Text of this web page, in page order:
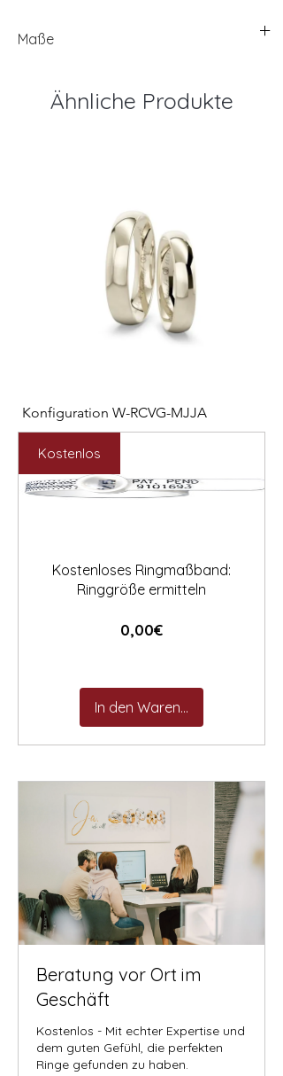
Maße
Ähnliche Produkte
Konfiguration W-RCVG-MJJA
Preis
2.531,00 €
Preis
Kostenlos
Kostenloses Ringmaßband:
Ringgröße ermitteln
0,00€Preis
In den Warenkorb
Beratung vor Ort im
Geschäft
Kostenlos - Mit echter Expertise und
dem guten Gefühl, die perfekten
Ringe gefunden zu haben.